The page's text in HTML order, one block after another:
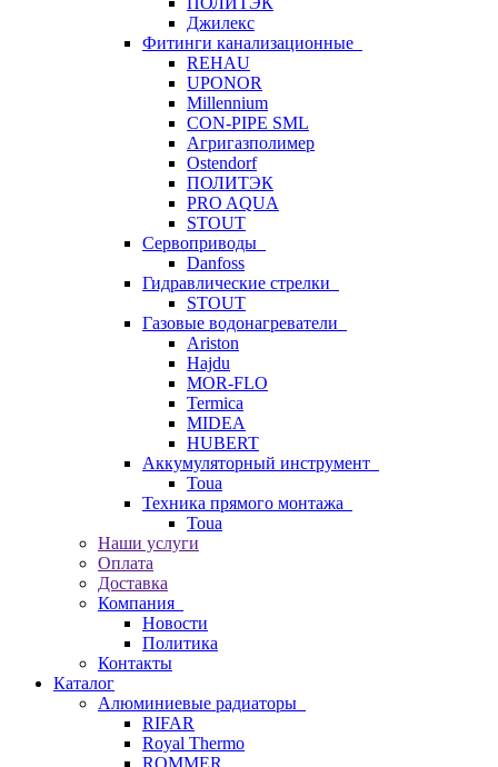
Джилекс
Фитинги канализационные
REHAU
UPONOR
Millennium
CON-PIPE SML
Агригазполимер
Ostendorf
ПОЛИТЭК
PRO AQUA
STOUT
Сервоприводы
Danfoss
Гидравлические стрелки
STOUT
Газовые водонагреватели
Ariston
Hajdu
MOR-FLO
Termica
MIDEA
HUBERT
Аккумуляторный инструмент
Toua
Техника прямого монтажа
Toua
Наши услуги
Оплата
Доставка
Компания
Новости
Политика
Контакты
Каталог
Алюминиевые радиаторы
RIFAR
Royal Thermo
ROMMER